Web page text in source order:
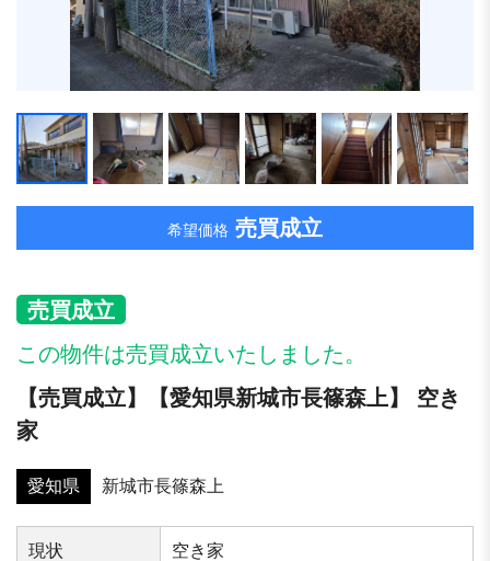
希望価格 売買成立
売買成立
この物件は売買成立いたしました。
【売買成立】【愛知県新城市⻑篠森上】 空き
家
愛知県 新城市⻑篠森上
現状 空き家